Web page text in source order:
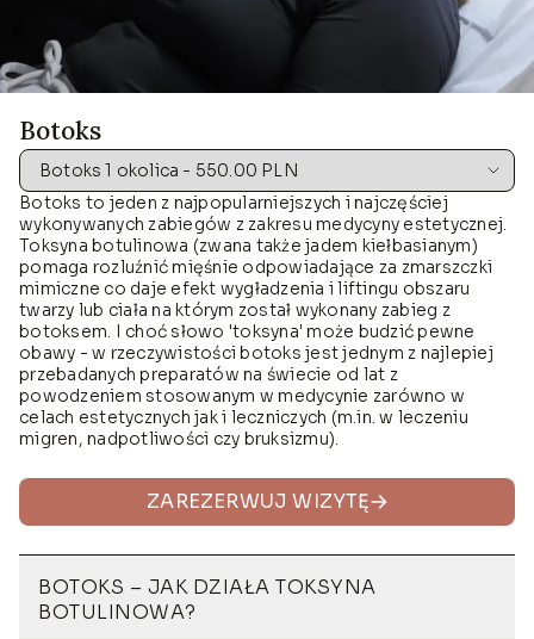
Botoks
Botoks to jeden z najpopularniejszych i najczęściej
wykonywanych zabiegów z zakresu medycyny estetycznej.
Toksyna botulinowa (zwana także jadem kiełbasianym)
pomaga rozluźnić mięśnie odpowiadające za zmarszczki
mimiczne co daje efekt wygładzenia i liftingu obszaru
twarzy lub ciała na którym został wykonany zabieg z
botoksem. I choć słowo 'toksyna' może budzić pewne
obawy - w rzeczywistości botoks jest jednym z najlepiej
przebadanych preparatów na świecie od lat z
powodzeniem stosowanym w medycynie zarówno w
celach estetycznych jak i leczniczych (m.in. w leczeniu
migren, nadpotliwości czy bruksizmu).
ZAREZERWUJ WIZYTĘ
BOTOKS – JAK DZIAŁA TOKSYNA
BOTULINOWA?